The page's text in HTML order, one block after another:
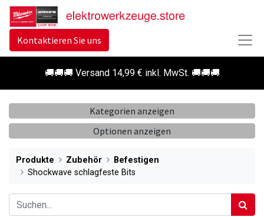
Kontaktieren Sie uns
🚚🚚🚚 Versand 14,99 € inkl. MwSt. 🚚🚚🚚
Kategorien anzeigen
Optionen anzeigen
Produkte Zubehör
Befestigen
Shockwave schlagfeste Bits